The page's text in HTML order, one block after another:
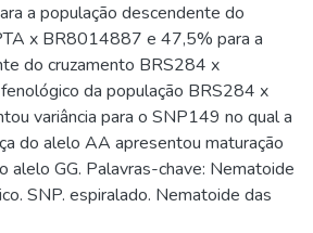
a população descendente do
x BR8014887 e 47,5% para a
do cruzamento BRS284 x
da população BRS284 x
variância para o SNP149 no qual a
do alelo AA apresentou maturação
alelo GG. Palavras-chave: Nematoide
SNP. espiralado. Nematoide das